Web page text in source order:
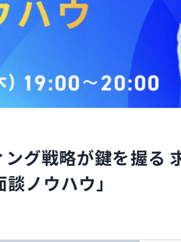
ング戦略が鍵を握る
ノウハウ」